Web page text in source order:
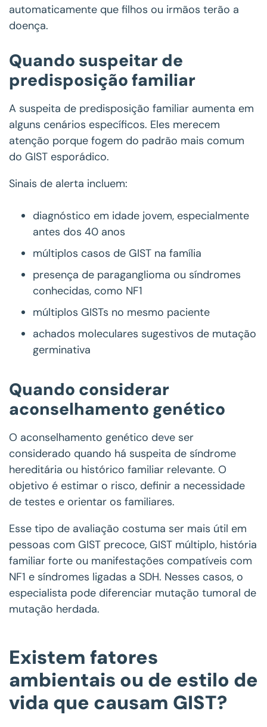
automaticamente que filhos ou irmãos terão a
doença.
Quando suspeitar de
predisposição familiar
A suspeita de predisposição familiar aumenta em
alguns cenários específicos. Eles merecem
atenção porque fogem do padrão mais comum
do GIST esporádico.
Sinais de alerta incluem:
diagnóstico em idade jovem, especialmente
antes dos 40 anos
múltiplos casos de GIST na família
presença de paraganglioma ou síndromes
conhecidas, como NF1
múltiplos GISTs no mesmo paciente
achados moleculares sugestivos de mutação
germinativa
Quando considerar
aconselhamento genético
O aconselhamento genético deve ser
considerado quando há suspeita de síndrome
hereditária ou histórico familiar relevante. O
objetivo é estimar o risco, definir a necessidade
de testes e orientar os familiares.
Esse tipo de avaliação costuma ser mais útil em
pessoas com GIST precoce, GIST múltiplo, história
familiar forte ou manifestações compatíveis com
NF1 e síndromes ligadas a SDH. Nesses casos, o
especialista pode diferenciar mutação tumoral de
mutação herdada.
Existem fatores
ambientais ou de estilo de
vida que causam GIST?